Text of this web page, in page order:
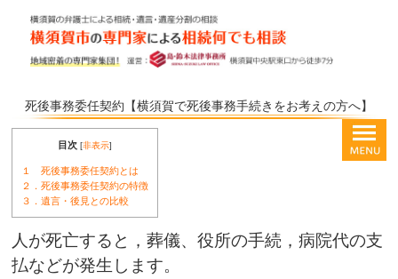
死後事務委任契約【横須賀で死後事務手続きをお考えの方へ】
目次 [非表示]
１ 死後事務委任契約とは
２．死後事務委任契約の特徴
３．遺言・後見との比較
人が死亡すると，葬儀、役所の手続，病院代の支
払などが発生します。